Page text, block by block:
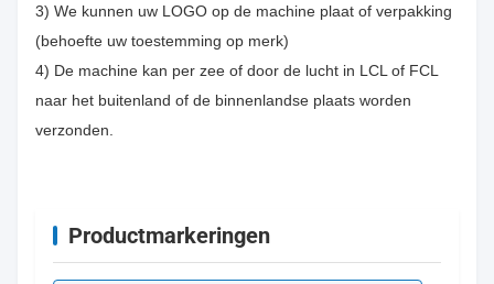
3) We kunnen uw LOGO op de machine plaat of verpakking
(behoefte uw toestemming op merk)
4) De machine kan per zee of door de lucht in LCL of FCL
naar het buitenland of de binnenlandse plaats worden
verzonden.
Productmarkeringen